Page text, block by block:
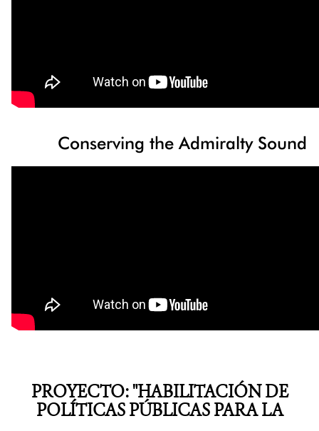
Conserving the Admiralty Sound
PROYECTO: "HABILITACIÓN DE
POLÍTICAS PÚBLICAS PARA LA